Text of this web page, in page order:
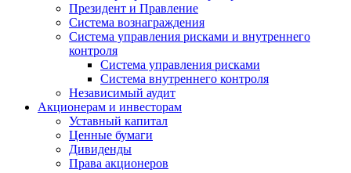
Президент и Правление
Система вознаграждения
Система управления рисками и внутреннего
контроля
Система управления рисками
Система внутреннего контроля
Независимый аудит
Акционерам и инвесторам
Уставный капитал
Ценные бумаги
Дивиденды
Права акционеров